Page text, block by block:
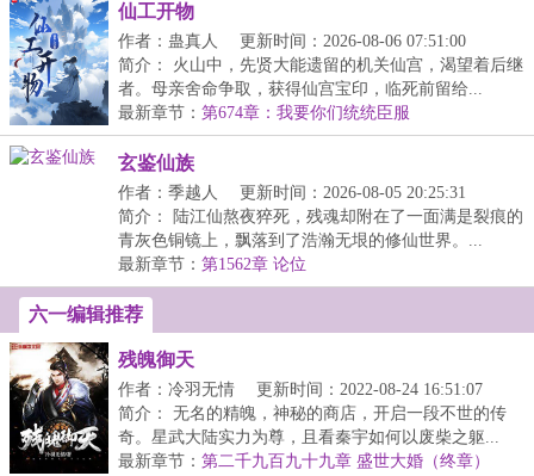
仙工开物
作者：蛊真人
更新时间：2026-08-06 07:51:00
简介： 火山中，先贤大能遗留的机关仙宫，渴望着后继
者。母亲舍命争取，获得仙宫宝印，临死前留给...
最新章节： 第674章：我要你们统统臣服
玄鉴仙族
作者：季越人
更新时间：2026-08-05 20:25:31
简介： 陆江仙熬夜猝死，残魂却附在了一面满是裂痕的
青灰色铜镜上，飘落到了浩瀚无垠的修仙世界。...
最新章节： 第1562章 论位
六一编辑推荐
残魄御天
作者：冷羽无情
更新时间：2022-08-24 16:51:07
简介： 无名的精魄，神秘的商店，开启一段不世的传
奇。星武大陆实力为尊，且看秦宇如何以废柴之躯...
最新章节： 第二千九百九十九章 盛世大婚（终章）